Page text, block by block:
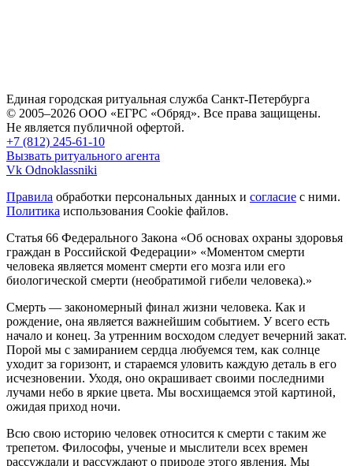
Единая городская ритуальная служба Санкт-Петербурга
© 2005–2026 ООО «ЕГРС «Обряд». Все права защищены.
Не является публичной офертой.
+7 (812) 245-61-10
Вызвать ритуального агента
Vk Odnoklassniki
Правила обработки персональных данных и согласие с ними.
Политика использования Cookie файлов.
Статья 66 Федерального Закона «Об основах охраны здоровья
граждан в Российской Федерации» «Моментом смерти
человека является момент смерти его мозга или его
биологической смерти (необратимой гибели человека).»
Смерть — закономерный финал жизни человека. Как и
рождение, она является важнейшим событием. У всего есть
начало и конец. За утренним восходом следует вечерний закат.
Порой мы с замиранием сердца любуемся тем, как солнце
уходит за горизонт, и стараемся уловить каждую деталь в его
исчезновении. Уходя, оно окрашивает своими последними
лучами небо в яркие цвета. Мы восхищаемся этой картиной,
ожидая приход ночи.
Всю свою историю человек относится к смерти с таким же
трепетом. Философы, ученые и мыслители всех времен
рассуждали и рассуждают о природе этого явления. Мы